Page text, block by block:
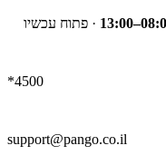
· פתוח עכשיו
*4500
support@pango.co.il